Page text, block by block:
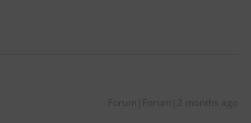
Forum|Forum|2 months ago